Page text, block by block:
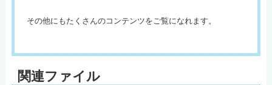
その他にもたくさんのコンテンツをご覧になれます。
関連ファイル